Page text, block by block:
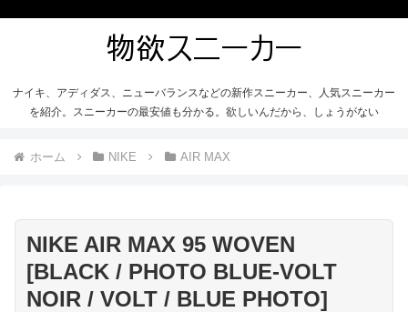
ナイキ、アディダス、ニューバランスなどの新作スニーカー、人気スニーカー
を紹介。スニーカーの最安値も分かる。欲しいんだから、しょうがない
ホーム NIKE AIR MAX
NIKE AIR MAX 95 WOVEN
[BLACK / PHOTO BLUE-VOLT
NOIR / VOLT / BLUE PHOTO]